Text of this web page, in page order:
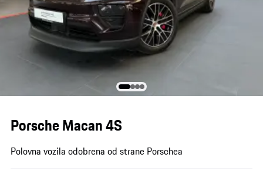
Porsche Macan 4S
Polovna vozila odobrena od strane Porschea